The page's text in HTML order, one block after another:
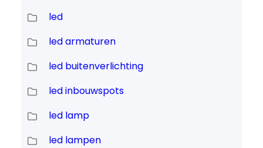
led
led armaturen
led buitenverlichting
led inbouwspots
led lamp
led lampen